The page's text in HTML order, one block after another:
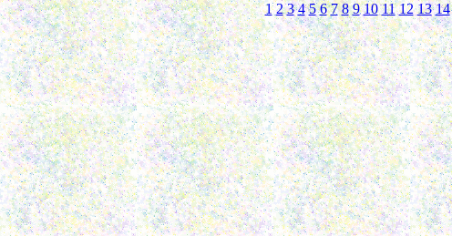
1 2 3 4 5 6 7 8 9 10 11 12 13 14